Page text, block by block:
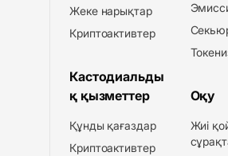
Жеке нарықтар
Криптоактивтер
Кастодиальды
қ қызметтер
Құнды қағаздар
Криптоактивтер
Оқу
Жиі